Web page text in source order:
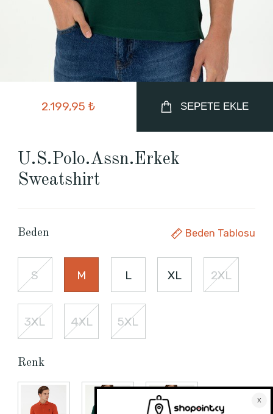
2.199,95 ₺ SEPETE EKLE
U.S.Polo.Assn.Erkek
Sweatshirt
Beden Beden Tablosu
S M L XL 2XL
3XL 4XL 5XL
Renk